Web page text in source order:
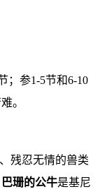
；参1-5节和6-10
。
残忍无情的兽类
巴珊的公牛是基尼